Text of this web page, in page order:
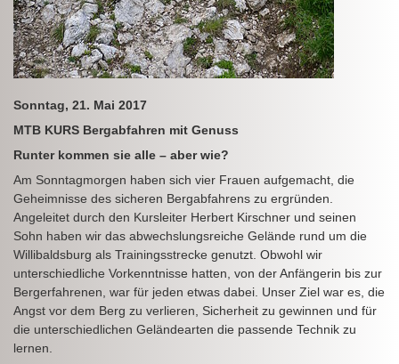
Sonntag, 21. Mai 2017
MTB KURS Bergabfahren mit Genuss
Runter kommen sie alle – aber wie?
Am Sonntagmorgen haben sich vier Frauen aufgemacht, die
Geheimnisse des sicheren Bergabfahrens zu ergründen.
Angeleitet durch den Kursleiter Herbert Kirschner und seinen
Sohn haben wir das abwechslungsreiche Gelände rund um die
Willibaldsburg als Trainingsstrecke genutzt. Obwohl wir
unterschiedliche Vorkenntnisse hatten, von der Anfängerin bis zur
Bergerfahrenen, war für jeden etwas dabei. Unser Ziel war es, die
Angst vor dem Berg zu verlieren, Sicherheit zu gewinnen und für
die unterschiedlichen Geländearten die passende Technik zu
lernen.